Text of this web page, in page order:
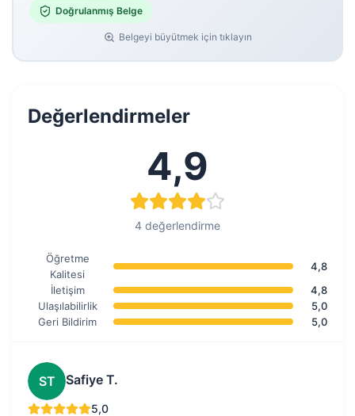
Doğrulanmış Belge
Belgeyi büyütmek için tıklayın
Değerlendirmeler
4,9
4 değerlendirme
Öğretme
Kalitesi
4,8
İletişim
4,8
Ulaşılabilirlik
5,0
Geri Bildirim
5,0
ST Safiye T.
5,0